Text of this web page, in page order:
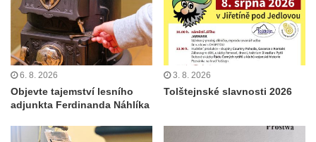
6. 8. 2026
Objevte tajemství lesního
adjunkta Ferdinanda Náhlíka
3. 8. 2026
Tolštejnské slavnosti 2026